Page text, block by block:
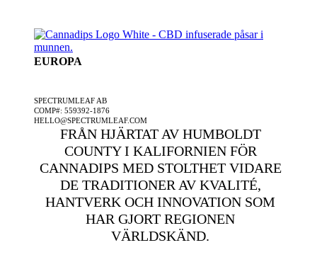
EUROPA
SPECTRUMLEAF AB
COMP#: 559392-1876
HELLO@SPECTRUMLEAF.COM
FRÅN HJÄRTAT AV HUMBOLDT
COUNTY I KALIFORNIEN FÖR
CANNADIPS MED STOLTHET VIDARE
DE TRADITIONER AV KVALITÉ,
HANTVERK OCH INNOVATION SOM
HAR GJORT REGIONEN
VÄRLDSKÄND.